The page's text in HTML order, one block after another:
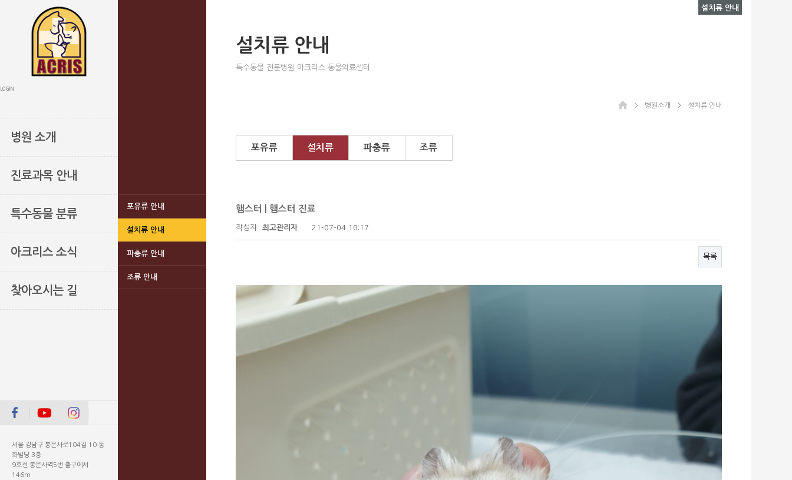
LOGIN
병원 소개
진료과목 안내
특수동물 분류
아크리스 소식
찾아오시는 길
서울 강남구 봉은사로104길 10 동
화빌딩 3층
9호선 봉은사역5번 출구에서
146m
포유류 안내
설치류 안내
파충류 안내
조류 안내
설치류 안내
특수동물 전문병원 아크리스 동물의료센터
＞ 병원소개 ＞ 설치류 안내
포유류 설치류 파충류 조류
설치류 안내
햄스터 | 햄스터 진료
작성자 최고관리자 21-07-04 10:17
목록